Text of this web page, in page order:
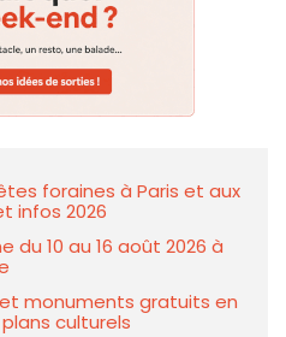
foraines à Paris et aux
infos 2026
du 10 au 16 août 2026 à
monuments gratuits en
culturels